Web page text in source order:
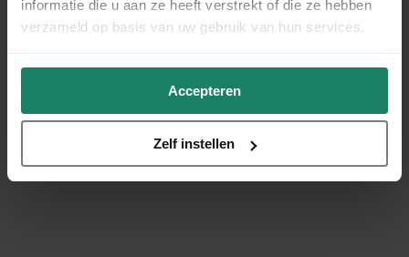
informatie die u aan ze heeft verstrekt of die ze hebben
verzameld op basis van uw gebruik van hun services.
Accepteren
Zelf instellen